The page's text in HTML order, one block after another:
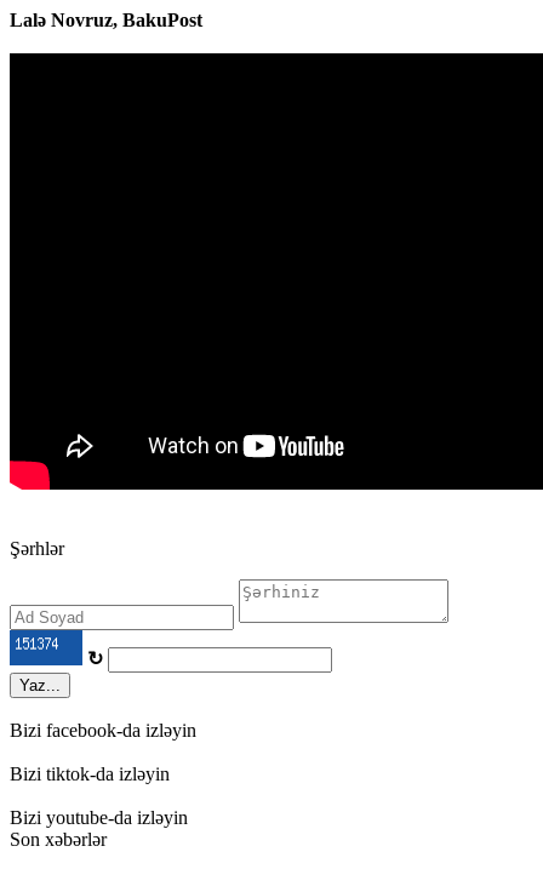
Lalə Novruz, BakuPost
Şərhlər
↻
Yaz...
Bizi facebook-da izləyin
Bizi tiktok-da izləyin
Bizi youtube-da izləyin
Son xəbərlər